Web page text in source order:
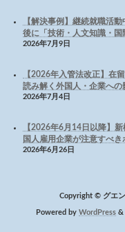
【解決事例】継続就職活
後に「技術・人文知識・
2026年7月9日
【2026年入管法改正】在
読み解く外国人・企業への
2026年7月4日
【2026年6月14日以降】
国人雇用企業が注意すべき
2026年6月26日
Copyright © グエ
Powered by WordPress &